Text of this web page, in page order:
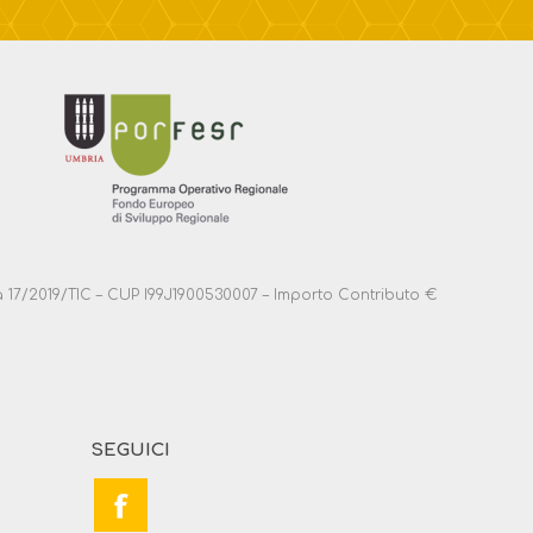
2019/TIC – CUP I99J1900530007 – Importo Contributo €
SEGUICI